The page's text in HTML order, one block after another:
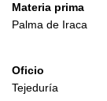
Materia prima
Palma de Iraca
Oficio
Tejeduría